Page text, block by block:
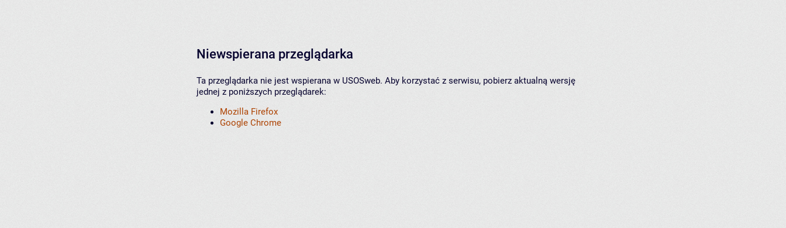
Niewspierana przeglądarka
Ta przeglądarka nie jest wspierana w USOSweb. Aby korzystać z serwisu, pobierz aktualną wersję
jednej z poniższych przeglądarek:
Mozilla Firefox
Google Chrome